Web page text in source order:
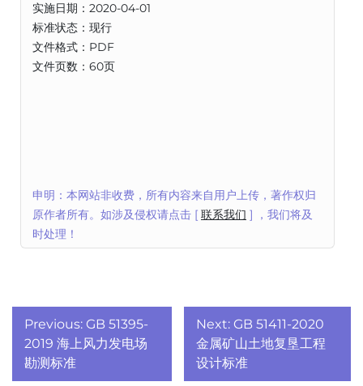
实施日期：2020-04-01
标准状态：现行
文件格式：PDF
文件页数：60页
申明：本网站非收费，所有内容来自用户上传，著作权归
原作者所有。如涉及侵权请点击 [ 联系我们 ] ，我们将及
时处理！
文
章
Previous: GB 51395-
2019 海上风力发电场
勘测标准
Next: GB 51411-2020
金属矿山土地复垦工程
设计标准